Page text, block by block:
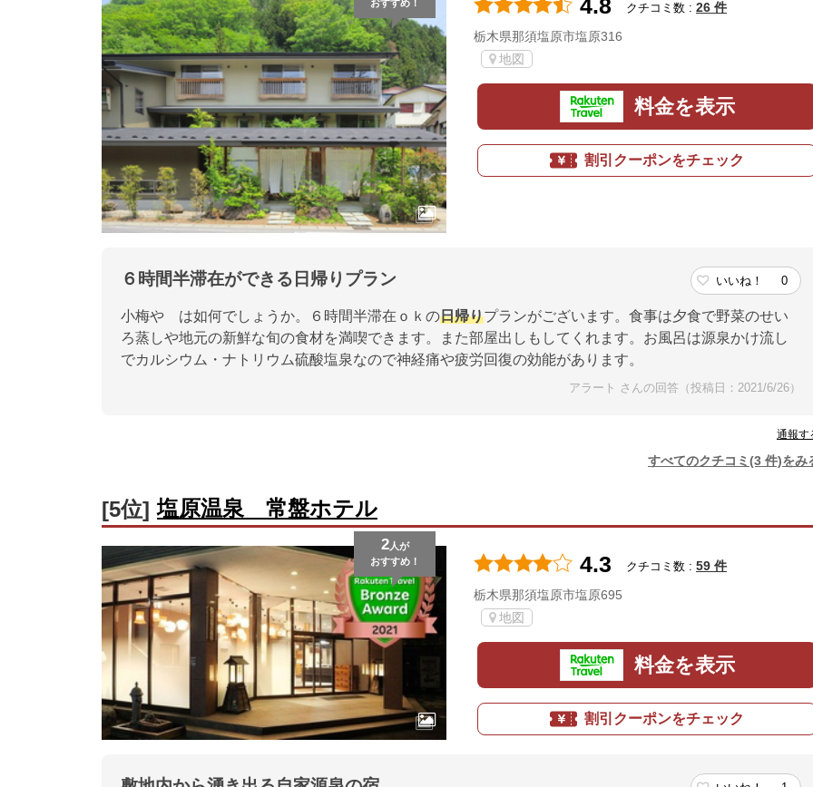
おすすめ！
4.8 クチコミ数 : 26 件
栃木県那須塩原市塩原316
地図
料金を表示
割引クーポンをチェック
６時間半滞在ができる日帰りプラン いいね！ 0
小梅や は如何でしょうか。６時間半滞在ｏｋの日帰りプランがございます。食事は夕食で野菜のせい
ろ蒸しや地元の新鮮な旬の食材を満喫できます。また部屋出しもしてくれます。お風呂は源泉かけ流し
でカルシウム・ナトリウム硫酸塩泉なので神経痛や疲労回復の効能があります。
アラート さんの回答（投稿日：2021/6/26）
通報す
すべてのクチコミ(3 件)をみ
[5位] 塩原温泉 常盤ホテル
2人が
おすすめ！
4.3 クチコミ数 : 59 件
栃木県那須塩原市塩原695
地図
料金を表示
割引クーポンをチェック